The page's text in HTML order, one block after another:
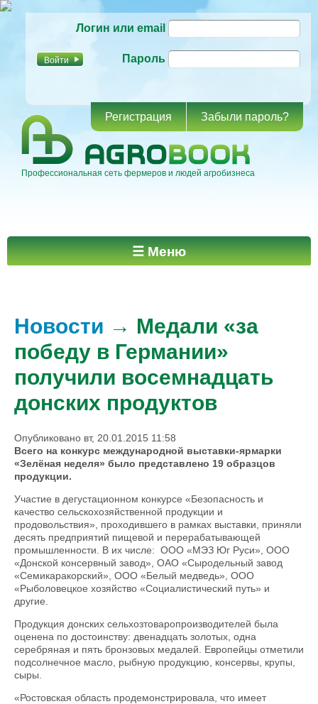
основному
Логин или email
Пароль
Регистрация Забыли пароль?
Профессиональная сеть фермеров и людей агробизнеса
Главное меню ☰ Меню
Новости → Медали «за
победу в Германии»
получили восемнадцать
донских продуктов
Опубликовано вт, 20.01.2015 11:58
Всего на конкурс международной выставки-ярмарки
«Зелёная неделя» было представлено 19 образцов
продукции.
Участие в дегустационном конкурсе «Безопасность и
качество сельскохозяйственной продукции и
продовольствия», проходившего в рамках выставки, приняли
десять предприятий пищевой и перерабатывающей
промышленности. В их числе: ООО «МЭЗ Юг Руси», ООО
«Донской консервный завод», ОАО «Сыродельный завод
«Семикаракорский», ООО «Белый медведь», ООО
«Рыболовецкое хозяйство «Социалистический путь» и
другие.
Продукция донских сельхозтоваропроизводителей была
оценена по достоинству: двенадцать золотых, одна
серебряная и пять бронзовых медалей. Европейцы отметили
подсолнечное масло, рыбную продукцию, консервы, крупы,
сыры.
«Ростовская область продемонстрировала, что имеет